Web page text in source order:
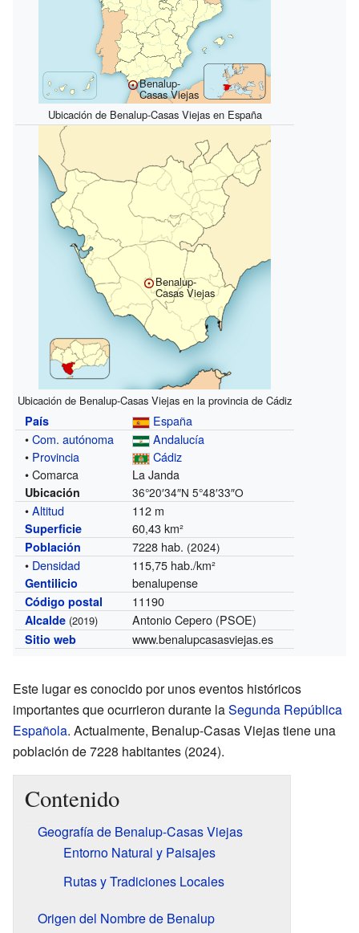
Benalup-
Casas Viejas
Ubicación de Benalup-Casas Viejas en España
Benalup-
Casas Viejas
Ubicación de Benalup-Casas Viejas en la provincia de Cádiz
País
España
•Com. autónoma
Andalucía
• Provincia
Cádiz
• Comarca
La Janda
Ubicación 36°20′34″N 5°48′33″O
•Altitud 112 m
Superficie 60,43 km²
Población 7228 hab. (2024)
• Densidad 115,75 hab./km²
Gentilicio benalupense
Código postal 11190
Alcalde (2019) Antonio Cepero (PSOE)
Sitio web www.benalupcasasviejas.es
Este lugar es conocido por unos eventos históricos
importantes que ocurrieron durante laSegunda República
Española. Actualmente, Benalup-Casas Viejas tiene una
población de 7228 habitantes (2024).
Contenido
Geografía de Benalup-Casas Viejas
Entorno Natural y Paisajes
Rutas y Tradiciones Locales
Origen del Nombre de Benalup